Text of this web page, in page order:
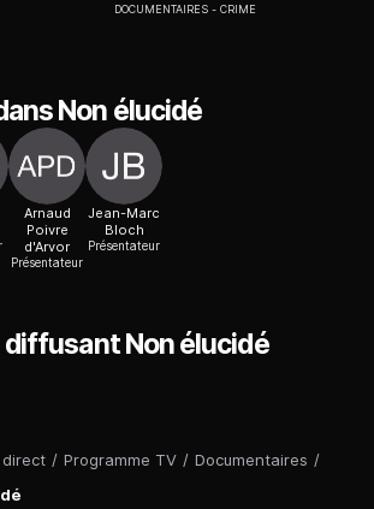
direct / Programme TV / Documentaires /
DOCUMENTAIRES CRIME
Non élucidé
Arnaud
Poivre
d'Arvor
Présentateur
Jean-Marc
Bloch
Présentateur
diffusant Non élucidé